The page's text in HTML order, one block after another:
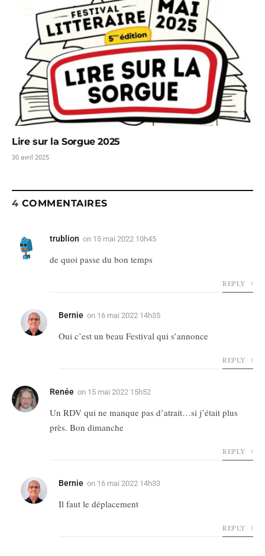
Lire sur la Sorgue 2025
30 avril 2025
4 COMMENTAIRES
trublion on 15 mai 2022 10h45
de quoi passe du bon temps
REPLY
Bernie on 16 mai 2022 14h35
Oui c’est un beau Festival qui s’annonce
REPLY
Renée on 15 mai 2022 15h52
Un RDV qui ne manque pas d’atrait…si j’était plus
près. Bon dimanche
REPLY
Bernie on 16 mai 2022 14h33
Il faut le déplacement
REPLY